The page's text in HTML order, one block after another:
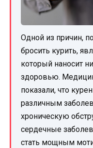
Одной из причин,
бросить курить,
который наносит
здоровью.
показали, что
различным
хроническую
сердечные
стать мощным